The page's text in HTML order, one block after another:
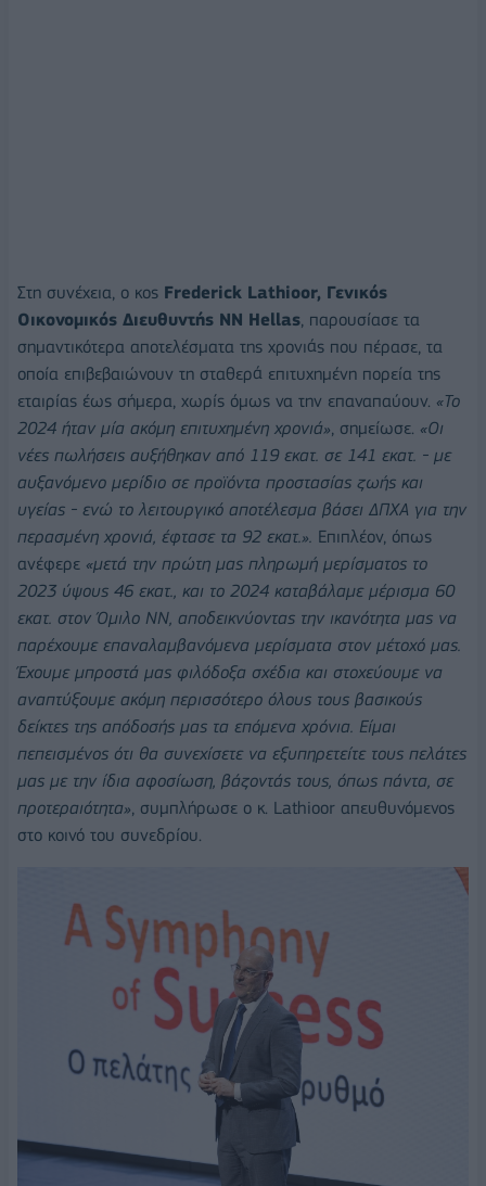
Στη συνέχεια, ο κος Frederick Lathioor, Γενικός
Οικονομικός Διευθυντής NN Hellas, παρουσίασε τα
σημαντικότερα αποτελέσματα της χρονιάς που πέρασε, τα
οποία επιβεβαιώνουν τη σταθερά επιτυχημένη πορεία της
εταιρίας έως σήμερα, χωρίς όμως να την επαναπαύουν. «Το
2024 ήταν μία ακόμη επιτυχημένη χρονιά», σημείωσε. «Οι
νέες πωλήσεις αυξήθηκαν από 119 εκατ. σε 141 εκατ. - με
αυξανόμενο μερίδιο σε προϊόντα προστασίας ζωής και
υγείας - ενώ το λειτουργικό αποτέλεσμα βάσει ΔΠΧΑ για την
περασμένη χρονιά, έφτασε τα 92 εκατ.». Επιπλέον, όπως
ανέφερε «μετά την πρώτη μας πληρωμή μερίσματος το
2023 ύψους 46 εκατ., και το 2024 καταβάλαμε μέρισμα 60
εκατ. στον Όμιλο NN, αποδεικνύοντας την ικανότητα μας να
παρέχουμε επαναλαμβανόμενα μερίσματα στον μέτοχό μας.
Έχουμε μπροστά μας φιλόδοξα σχέδια και στοχεύουμε να
αναπτύξουμε ακόμη περισσότερο όλους τους βασικούς
δείκτες της απόδοσής μας τα επόμενα χρόνια. Είμαι
πεπεισμένος ότι θα συνεχίσετε να εξυπηρετείτε τους πελάτες
μας με την ίδια αφοσίωση, βάζοντάς τους, όπως πάντα, σε
προτεραιότητα», συμπλήρωσε ο κ. Lathioor απευθυνόμενος
στο κοινό του συνεδρίου.